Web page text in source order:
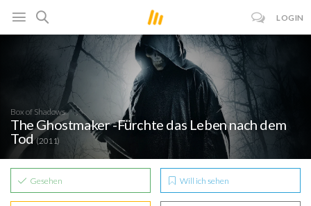
LOGIN
Box of Shadows
The Ghostmaker -Fürchte das Leben nach dem
Tod(2011)
Gesehen Will ich sehen